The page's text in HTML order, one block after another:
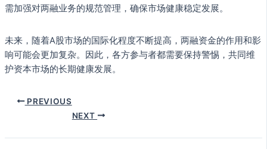
需加强对两融业务的规范管理，确保市场健康稳定发展。
未来，随着A股市场的国际化程度不断提高，两融资金的作用和影
响可能会更加复杂。因此，各方参与者都需要保持警惕，共同维
护资本市场的长期健康发展。
PREVIOUS
NEXT